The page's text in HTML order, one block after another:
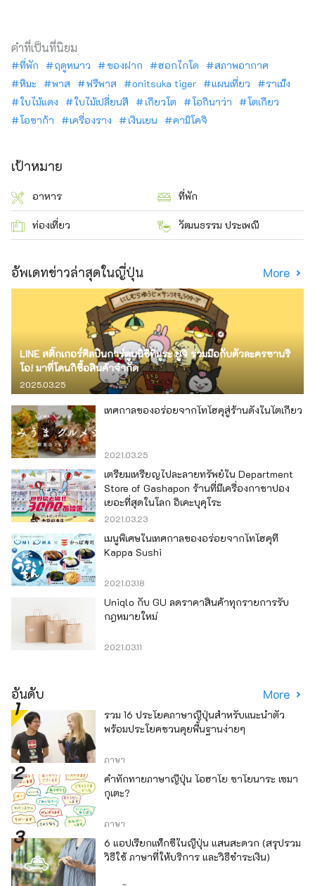
คำที่เป็นที่นิยม
ที่พัก ฤดูหนาว ของฝาก ฮอกไกโด
สภาพอากาศ
หิมะ
พาส ฟรีพาส onitsuka tiger แผนเที่ยว
ราเม็ง
ใบไม้แดง
ใบไม้เปลี่ยนสี เกียวโต โอกินาว่า
โตเกียว
โอซาก้า
เครื่องราง เงินเยน คามิโคจิ
เป้าหมาย
อาหาร ที่พัก
ท่องเที่ยว วัฒนธรรม ประเพณี
อัพเดทข่าวล่าสุดในญี่ปุ่น More
LINE สติ๊กเกอร์ศิลปินการ์ตูนนิชิทีมูระ ยูจิ ร่วมมือกับตัวละครซานริ
โอ! มาที่โดนกิซื้อสินค้าจำกัด
2025.03.25
เทศกาลของอร่อยจากโทโฮคุสู่ร้านดังในโตเกียว
2021.03.25
เตรียมเหรียญไปละลายทรัพย์ใน Department
Store of Gashapon ร้านที่มีเครื่องกาชาปอง
เยอะที่สุดในโลก อิเคะบุคุโระ
2021.03.23
เมนูพิเศษในเทศกาลของอร่อยจากโทโฮคุที่
Kappa Sushi
2021.03.18
Uniqlo กับ GU ลดราคาสินค้าทุกรายการรับ
กฎหมายใหม่
2021.03.11
อันดับ More
รวม 16 ประโยคภาษาญี่ปุ่นสำหรับแนะนำตัว
พร้อมประโยคชวนคุยพื้นฐานง่ายๆ
ภาษา
คำทักทายภาษาญี่ปุ่น โอฮาโย ซาโยนาระ เซมา
กุเตะ?
ภาษา
6 แอปเรียกแท็กซี่ในญี่ปุ่น แสนสะดวก (สรุปรวม
วิธีใช้ ภาษาที่ให้บริการ และวิธีชำระเงิน)